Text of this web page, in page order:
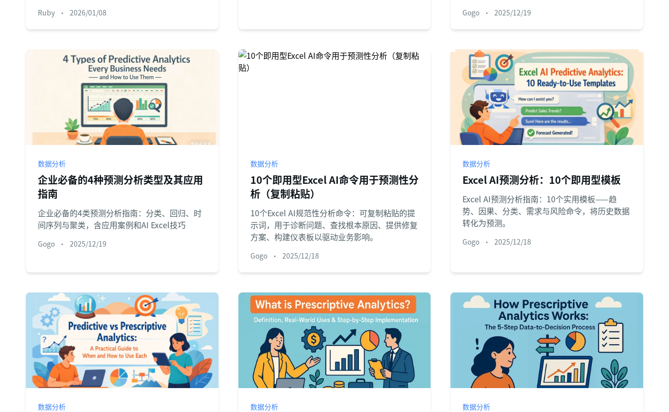
Ruby • 2026/01/08 Gogo • 2025/12/19
数据分析
企业必备的4种预测分析类型及其应用
指南
企业必备的4类预测分析指南：分类、回归、时
间序列与聚类，含应用案例和AI Excel技巧
Gogo • 2025/12/19
数据分析
10个即用型Excel AI命令用于预测性分
析（复制粘贴）
10个Excel AI规范性分析命令：可复制粘贴的提
示词，用于诊断问题、查找根本原因、提供修复
方案、构建仪表板以驱动业务影响。
Gogo • 2025/12/18
数据分析
Excel AI预测分析：10个即用型模板
Excel AI预测分析指南：10个实用模板——趋
势、因果、分类、需求与风险命令，将历史数据
转化为预测。
Gogo • 2025/12/18
数据分析 数据分析 数据分析